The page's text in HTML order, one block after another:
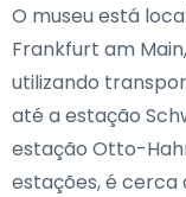
O museu está
Frankfurt am
utilizando
até a estação
estação Otto-
estações, é cerca